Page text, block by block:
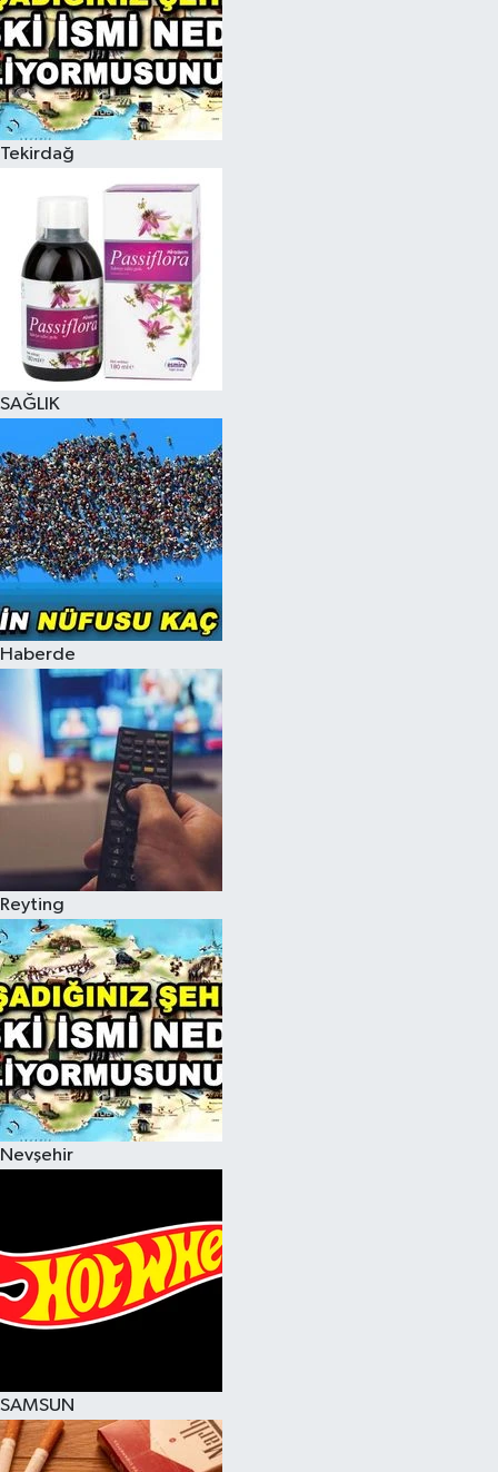
Tekirdağ
SAĞLIK
Haberde
Reyting
Nevşehir
SAMSUN